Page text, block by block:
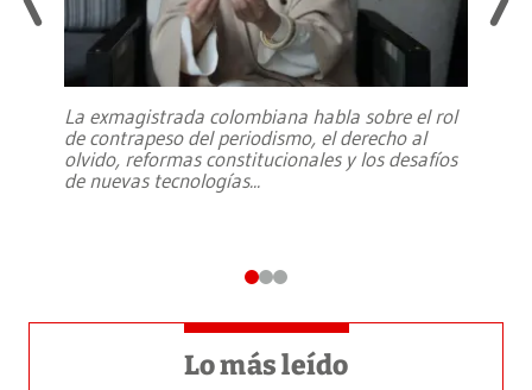
La exmagistrada colombiana habla sobre el rol
de contrapeso del periodismo, el derecho al
olvido, reformas constitucionales y los desafíos
de nuevas tecnologías...
Lo más leído